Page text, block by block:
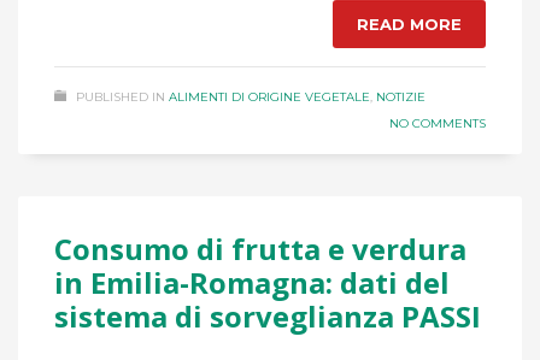
READ MORE
PUBLISHED IN ALIMENTI DI ORIGINE VEGETALE, NOTIZIE
NO COMMENTS
Consumo di frutta e verdura
in Emilia-Romagna: dati del
sistema di sorveglianza PASSI